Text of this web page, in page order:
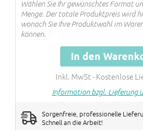
Rabatte werden im
Wählen Sie Ihr gewünschtes Format
Menge. Der totale Produktpreis wird
wonach Sie Ihre Produktwahl im
können.
In den
Inkl. MwSt - Kostenlose
Information bzgl. Lieferung
Sorgenfreie, professionelle
Schnell an die Arbeit!